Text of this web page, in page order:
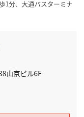
1分、大通バスターミナ
山京ビル6F